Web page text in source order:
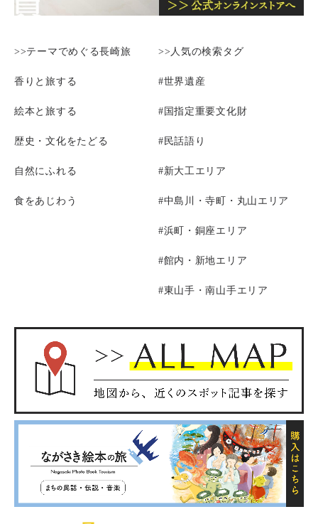
>>テーマでめぐる長崎旅
香りと旅する
絵本と旅する
歴史・文化をたどる
自然にふれる
食をあじわう
>>人気の検索タグ
#世界遺産
#国指定重要文化財
#民話語り
#新大工エリア
#中島川・寺町・丸山エリア
#浜町・銅座エリア
#館内・新地エリア
#東山手・南山手エリア